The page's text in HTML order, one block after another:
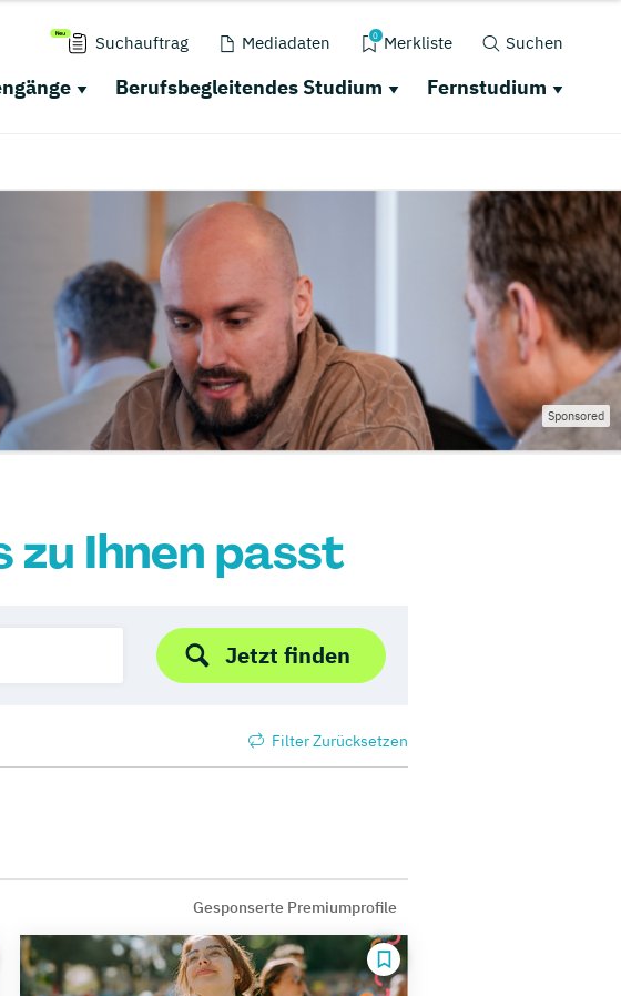
Suchauftrag Mediadaten 0 Merkliste Suchen
Berufsbegleitendes Studium Fernstudium
Sponsored
zu Ihnen passt
Jetzt finden
Filter Zurücksetzen
Gesponserte Premiumprofile